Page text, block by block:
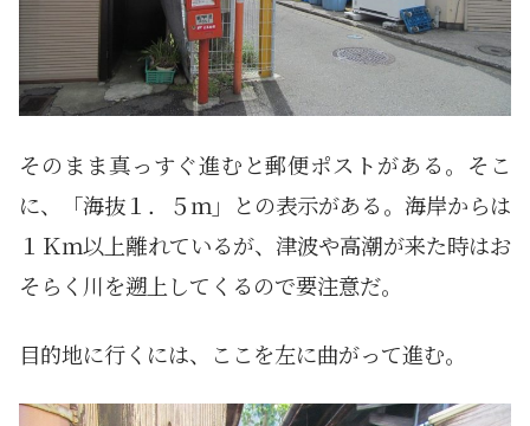
そのまま真っすぐ進むと郵便ポストがある。そこ
に、「海抜１．５ｍ」との表示がある。海岸からは
１Ｋｍ以上離れているが、津波や高潮が来た時はお
そらく川を遡上してくるので要注意だ。
目的地に行くには、ここを左に曲がって進む。